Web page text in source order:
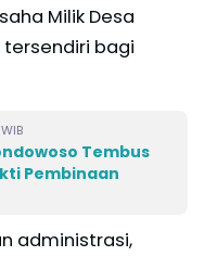
Milik Desa
bagi
Tembus
Pembinaan
administrasi,